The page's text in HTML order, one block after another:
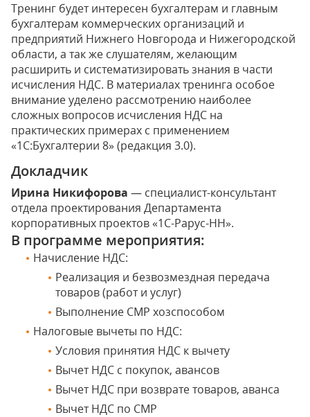
Тренинг будет интересен бухгалтерам и главным
бухгалтерам коммерческих организаций и
предприятий Нижнего Новгорода и Нижегородской
области, а так же слушателям, желающим
расширить и систематизировать знания в части
исчисления НДС. В материалах тренинга особое
внимание уделено рассмотрению наиболее
сложных вопросов исчисления НДС на
практических примерах с применением
«1С:Бухгалтерии 8» (редакция 3.0).
Докладчик
Ирина Никифорова — специалист-консультант
отдела проектирования Департамента
корпоративных проектов «1С-Рарус-НН».
В программе мероприятия:
Начисление НДС:
Реализация и безвозмездная передача
товаров (работ и услуг)
Выполнение СМР хозспособом
Налоговые вычеты по НДС:
Условия принятия НДС к вычету
Вычет НДС с покупок, авансов
Вычет НДС при возврате товаров, аванса
Вычет НДС по СМР